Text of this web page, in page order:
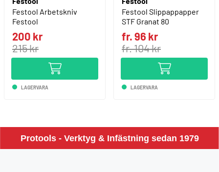
Festool Arbetskniv
Festool
200 kr
215 kr
LAGERVARA
Festool Slippappapper
STF Granat 80
fr. 96 kr
fr. 104 kr
LAGERVARA
Protools - Verktyg & Infästning sedan 1979